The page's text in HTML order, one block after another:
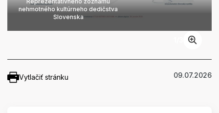
nehmotného kultúrneho dedičstva
Slovenska
Vytlačiť stránku 09.07.2026